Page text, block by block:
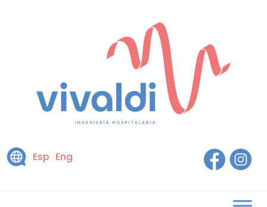
Esp Eng